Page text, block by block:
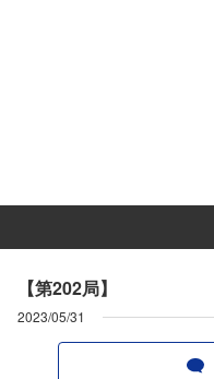
【第202局】
2023/05/31